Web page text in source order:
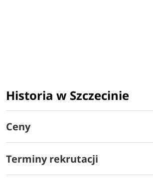
Historia w Szczecinie
Ceny
Terminy rekrutacji